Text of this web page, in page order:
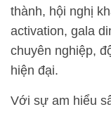
thành, hội nghị
activation, gala
chuyên nghiệp,
hiện đại.
Với sự am hiểu